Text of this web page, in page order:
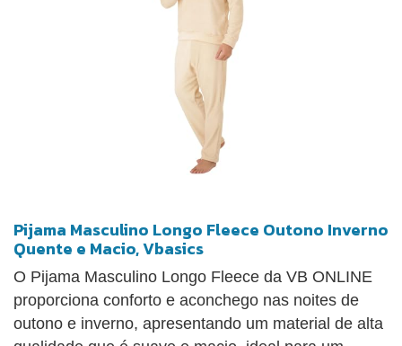
Pijama Masculino Longo Fleece Outono Inverno
Quente e Macio, Vbasics
O Pijama Masculino Longo Fleece da VB ONLINE
proporciona conforto e aconchego nas noites de
outono e inverno, apresentando um material de alta